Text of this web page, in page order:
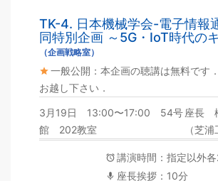
TK-4. 日本機械学会-電子情報
同特別企画 ～5G・IoT時代の
（企画戦略室）
一般公開：本企画の聴講は無料です
お越し下さい．
3月19日 13:00〜17:00 54号
館 202教室
座長
（芝浦
講演時間：指定以外
座長挨拶：10分